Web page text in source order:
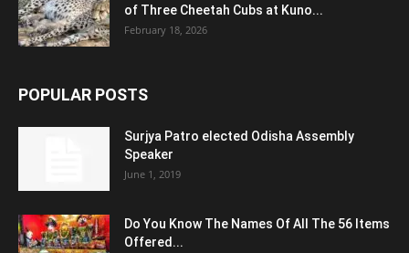
of Three Cheetah Cubs at Kuno...
February 18, 2026
POPULAR POSTS
Surjya Patro elected Odisha Assembly
Speaker
June 1, 2019
Do You Know The Names Of All The 56 Items
Offered...